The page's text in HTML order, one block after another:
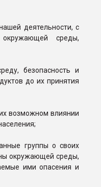
деятельности, с
среды,
безопасность и
до их принятия
возможном влиянии
группы о своих
окружающей среды,
ими опасения и